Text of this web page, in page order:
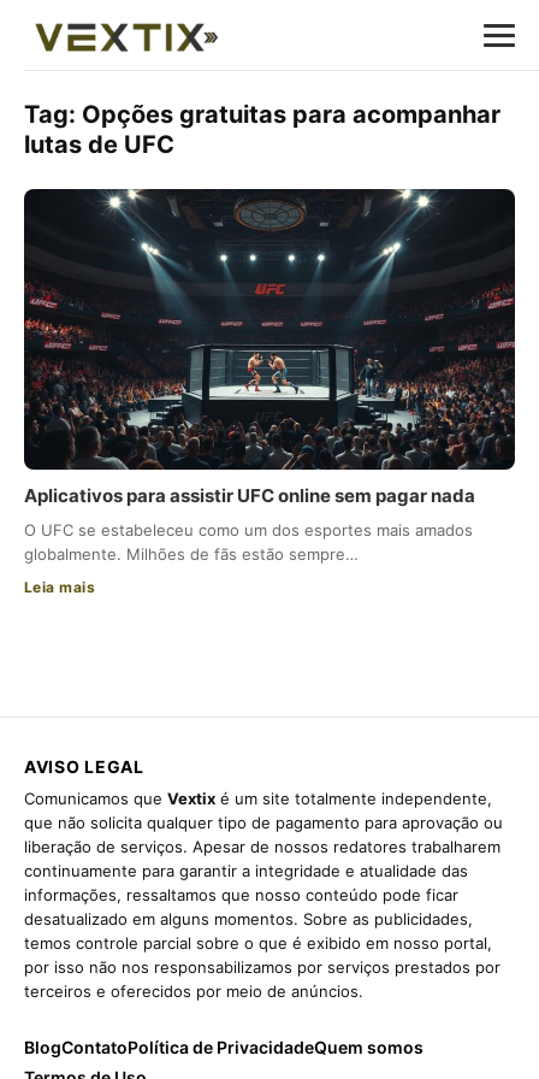
Tag: Opções gratuitas para acompanhar
lutas de UFC
Aplicativos para assistir UFC online sem pagar nada
O UFC se estabeleceu como um dos esportes mais amados
globalmente. Milhões de fãs estão sempre…
Leia mais
AVISO LEGAL
Comunicamos que Vextix é um site totalmente independente,
que não solicita qualquer tipo de pagamento para aprovação ou
liberação de serviços. Apesar de nossos redatores trabalharem
continuamente para garantir a integridade e atualidade das
informações, ressaltamos que nosso conteúdo pode ficar
desatualizado em alguns momentos. Sobre as publicidades,
temos controle parcial sobre o que é exibido em nosso portal,
por isso não nos responsabilizamos por serviços prestados por
terceiros e oferecidos por meio de anúncios.
BlogContatoPolítica de PrivacidadeQuem somos